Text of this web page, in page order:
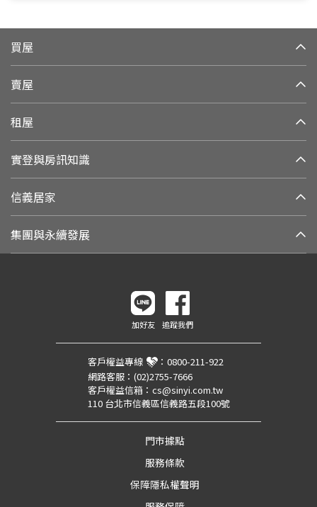
買屋
賣屋
租屋
實登與房訊知識
信義居家
集團與永續發展
加好友 追蹤我們
客戶權益專線 ： 0800-211-922
網路客服： (02)2755-7666
客戶權益信箱： cs@sinyi.com.tw
110 台北市信義區信義路五段100號
門市據點
服務條款
保障隱私權聲明